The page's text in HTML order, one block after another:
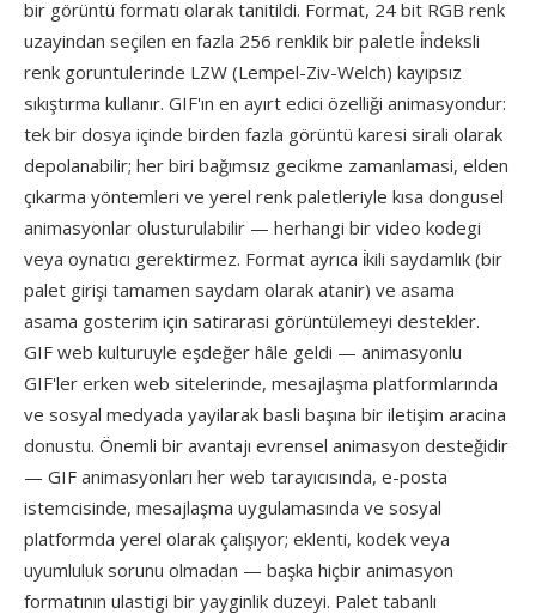
bir görüntü formatı olarak tanitildi. Format, 24 bit RGB renk
uzayindan seçilen en fazla 256 renklik bir paletle i̇ndeksli
renk goruntulerinde LZW (Lempel-Ziv-Welch) kayıpsız
sıkıştırma kullanır. GIF'ın en ayırt edici özelliği animasyondur:
tek bir dosya içinde birden fazla görüntü karesi sirali olarak
depolanabilir; her biri bağımsız gecikme zamanlamasi, elden
çıkarma yöntemleri ve yerel renk paletleriyle kısa dongusel
animasyonlar olusturulabilir — herhangi bir video kodegi
veya oynatıcı gerektirmez. Format ayrıca i̇kili saydamlık (bir
palet girişi tamamen saydam olarak atanir) ve asama
asama gosterim için satirarasi görüntülemeyi destekler.
GIF web kulturuyle eşdeğer hâle geldi — animasyonlu
GIF'ler erken web sitelerinde, mesajlaşma platformlarında
ve sosyal medyada yayilarak basli başına bir iletişim aracina
donustu. Önemli bir avantajı evrensel animasyon desteğidir
— GIF animasyonları her web tarayıcısında, e-posta
istemcisinde, mesajlaşma uygulamasında ve sosyal
platformda yerel olarak çalışıyor; eklenti, kodek veya
uyumluluk sorunu olmadan — başka hiçbir animasyon
formatının ulastigi bir yayginlik duzeyi. Palet tabanlı